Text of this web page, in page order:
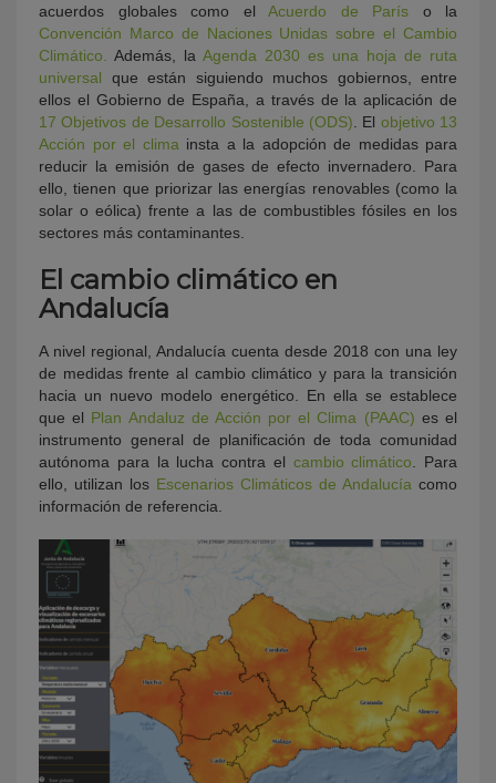
acuerdos globales como el Acuerdo de París o la
Convención Marco de Naciones Unidas sobre el Cambio
Climático.
Además, la Agenda 2030 es una hoja de ruta
universal que están siguiendo muchos gobiernos, entre
ellos el Gobierno de España, a través de la aplicación de
17 Objetivos de Desarrollo Sostenible (ODS) . El objetivo 13
Acción por el clima insta a la adopción de medidas para
reducir la emisión de gases de efecto invernadero. Para
ello, tienen que priorizar las energías renovables (como la
solar o eólica) frente a las de combustibles fósiles en los
sectores más contaminantes.
El cambio climático en
Andalucía
A nivel regional, Andalucía cuenta desde 2018 con una ley
de medidas frente al cambio climático y para la transición
hacia un nuevo modelo energético. En ella se establece
que el Plan Andaluz de Acción por el Clima (PAAC) es el
instrumento general de planificación de toda comunidad
autónoma para la lucha contra el cambio climático . Para
ello, utilizan los Escenarios Climáticos de Andalucía como
información de referencia.